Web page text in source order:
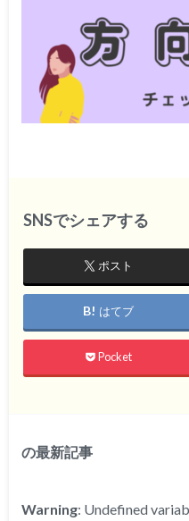
SNSでシェアする
ポスト
はてブ
Pocket
の最新記事
Warning: Undefined